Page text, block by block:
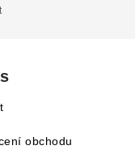
obchodu